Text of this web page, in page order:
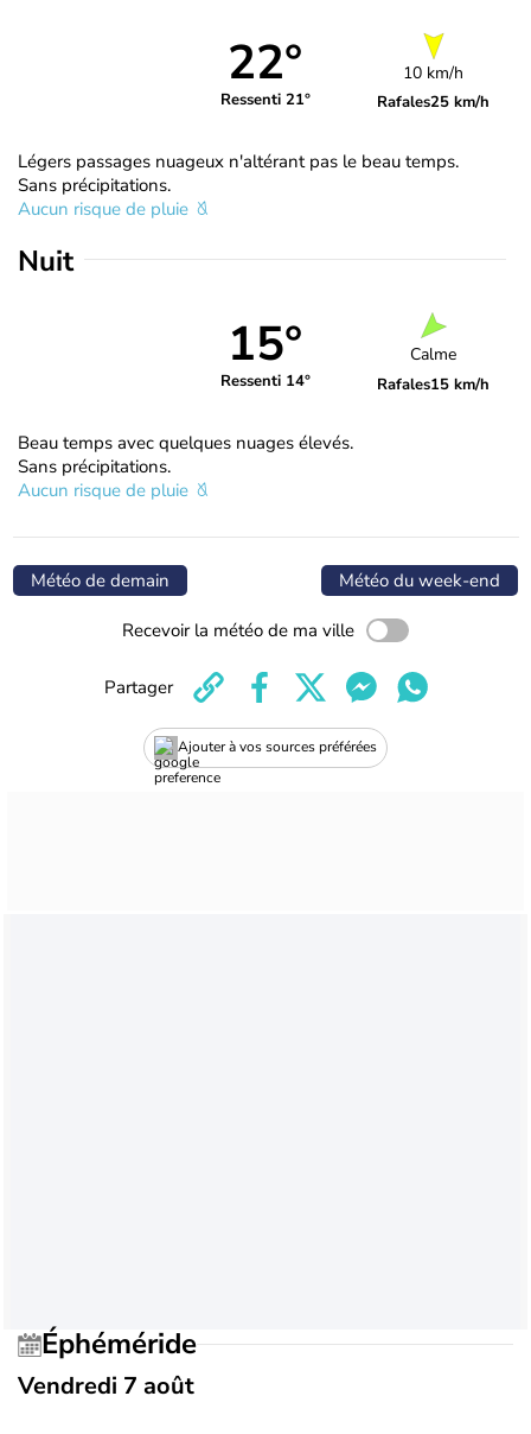
22°
Ressenti 21°
10 km/h
Rafales25 km/h
Légers passages nuageux n'altérant pas le beau temps.
Sans précipitations.
Aucun risque de pluie
Nuit
15°
Ressenti 14°
Calme
Rafales15 km/h
Beau temps avec quelques nuages élevés.
Sans précipitations.
Aucun risque de pluie
Météo de demain Météo du week-end
Recevoir la météo de ma ville
Ajouter à vos sources préférées
Partager
Éphéméride
Vendredi 7 août